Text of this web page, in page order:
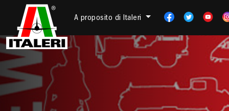
A proposito di Italeri